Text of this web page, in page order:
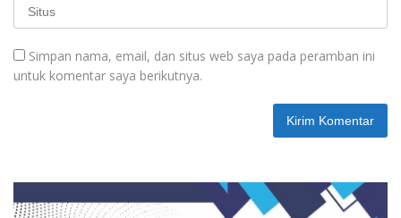
Simpan nama, email, dan situs web saya pada peramban ini
untuk komentar saya berikutnya.